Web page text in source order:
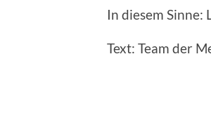
In diesem Sinne:
Text: Team der